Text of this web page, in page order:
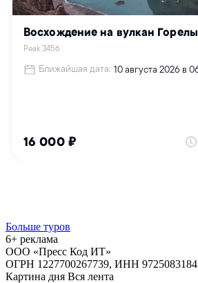
Больше туров
6+ реклама
ООО «Пресс Код ИТ»
ОГРН 1227700267739, ИНН 9725083184
Картина дня Вся лента